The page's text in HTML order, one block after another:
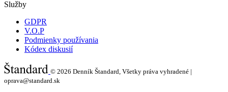
Služby
GDPR
V.O.P
Podmienky používania
Kódex diskusií
© 2026 Denník Štandard, Všetky práva vyhradené |
oprava@standard.sk